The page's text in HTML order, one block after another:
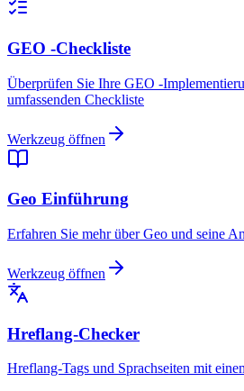
GEO -Checkliste
Überprüfen Sie Ihre GEO -
umfassenden Checkliste
Werkzeug öffnen
Geo Einführung
Erfahren Sie mehr über Geo und seine
Werkzeug öffnen
Hreflang-Checker
Hreflang-Tags und Sprachseiten mit